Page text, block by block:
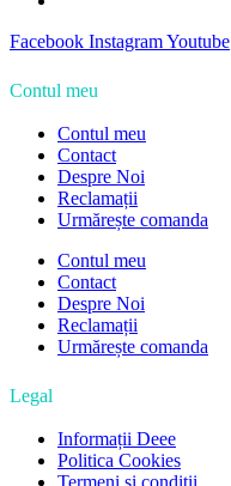
Facebook InstagramYoutube
Contul meu
Contul meu
Contact
Despre Noi
Reclamații
Urmărește comanda
Contul meu
Contact
Despre Noi
Reclamații
Urmărește comanda
Legal
Informații Deee
Politica Cookies